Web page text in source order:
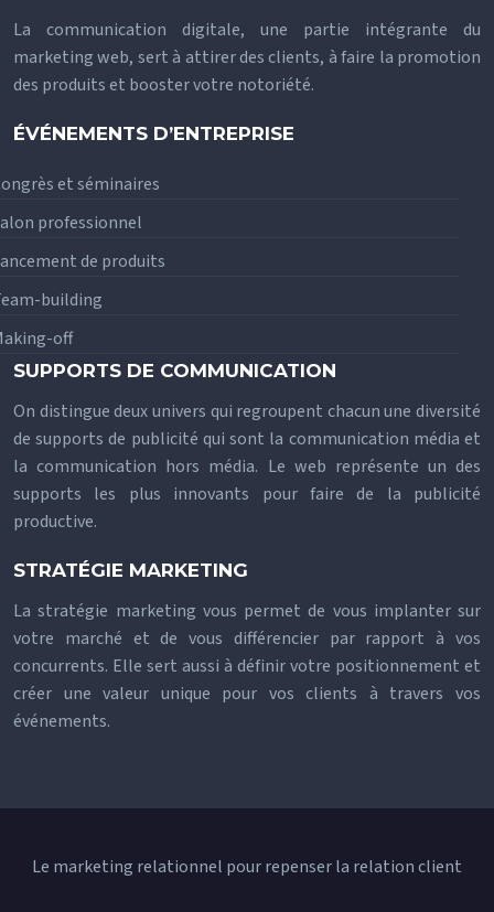
La communication digitale, une partie intégrante du
marketing web, sert à attirer des clients, à faire la promotion
des produits et booster votre notoriété.
ÉVÉNEMENTS D’ENTREPRISE
et séminaires
professionnel
de produits
building
off
SUPPORTS DE COMMUNICATION
On distingue deux univers qui regroupent chacun une diversité
de supports de publicité qui sont la communication média et
la communication hors média. Le web représente un des
supports les plus innovants pour faire de la publicité
productive.
STRATÉGIE MARKETING
La stratégie marketing vous permet de vous implanter sur
votre marché et de vous différencier par rapport à vos
concurrents. Elle sert aussi à définir votre positionnement et
créer une valeur unique pour vos clients à travers vos
événements.
Le marketing relationnel pour repenser la relation client